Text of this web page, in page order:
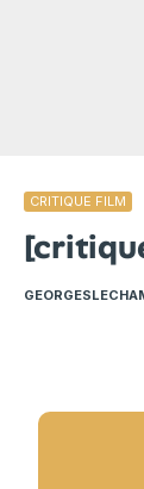
CRITIQUE FILM